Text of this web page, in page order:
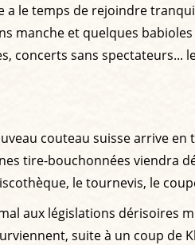
le temps de rejoindre
manche et quelques
concerts sans
couteau suisse arrive
tire-bouchonnées viendra
le tournevis, le
aux législations dérisoires
suite à un coup de